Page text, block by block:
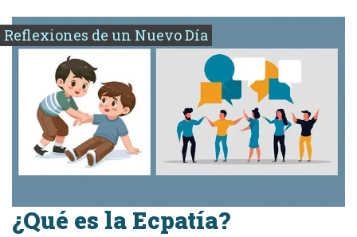
Reflexiones de un Nuevo Día
¿Qué es la Ecpatía?